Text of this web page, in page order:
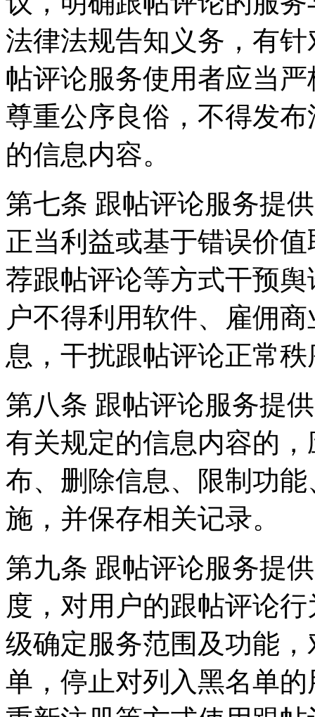
法律法规告知义务，有
帖评论服务使用者应当
尊重公序良俗，不得发
的信息内容。
第七条 跟帖评论服务提
正当利益或基于错误价
荐跟帖评论等方式干预
户不得利用软件、雇佣
息，干扰跟帖评论正常
第八条 跟帖评论服务提
有关规定的信息内容的
布、删除信息、限制功
施，并保存相关记录。
第九条 跟帖评论服务提
度，对用户的跟帖评论
级确定服务范围及功能
单，停止对列入黑名单